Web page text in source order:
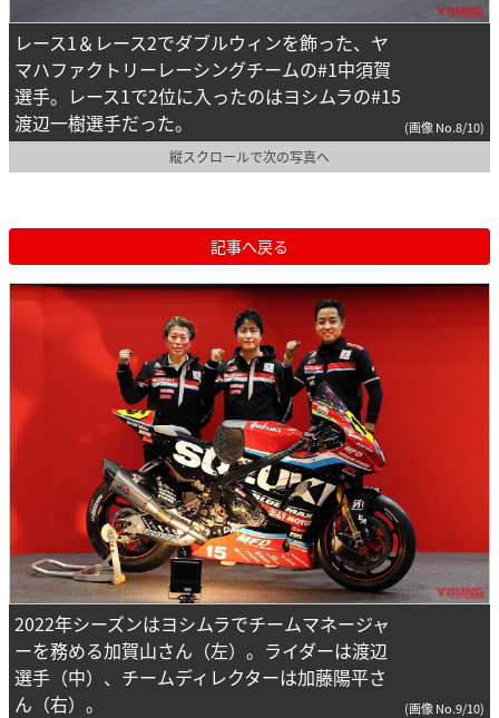
レース1＆レース2でダブルウィンを飾った、ヤ
マハファクトリーレーシングチームの#1中須賀
選手。レース1で2位に入ったのはヨシムラの#15
渡辺一樹選手だった。
(画像 No.8/10)
縦スクロールで次の写真へ
記事へ戻る
2022年シーズンはヨシムラでチームマネージャ
ーを務める加賀山さん（左）。ライダーは渡辺
選手（中）、チームディレクターは加藤陽平さ
ん（右）。
(画像 No.9/10)